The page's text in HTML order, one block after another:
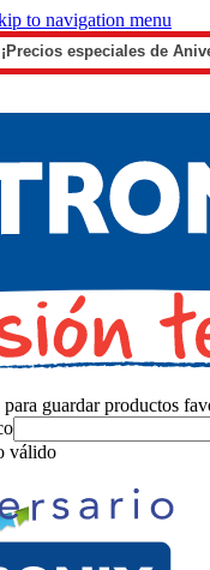
to navigation menu
¡Precios especiales de
guardar productos
válido